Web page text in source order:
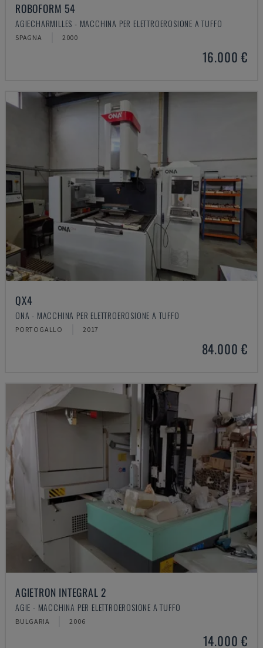
ROBOFORM 54
AGIECHARMILLES - MACCHINA PER ELETTROEROSIONE A TUFFO
SPAGNA 2000
16.000 €
QX4
ONA - MACCHINA PER ELETTROEROSIONE A TUFFO
PORTOGALLO 2017
84.000 €
AGIETRON INTEGRAL 2
AGIE - MACCHINA PER ELETTROEROSIONE A TUFFO
BULGARIA 2006
14.000 €